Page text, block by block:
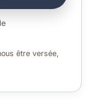
être versée,